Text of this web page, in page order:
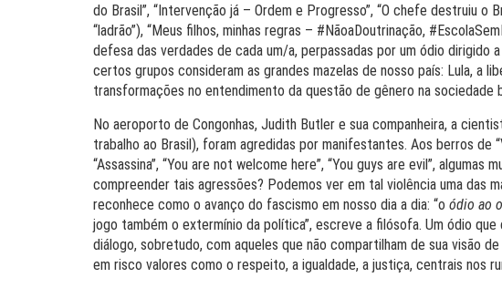
do Brasil”, “Intervenção já – Ordem e Progresso”, “O chefe destruiu o
“ladrão”), “Meus filhos, minhas regras – #NãoaDoutrinação,
defesa das verdades de cada um/a, perpassadas por um ódio dirigido
certos grupos consideram as grandes mazelas de nosso país: Lula, a
transformações no entendimento da questão de gênero na sociedade
No aeroporto de Congonhas, Judith Butler e sua companheira, a
trabalho ao Brasil), foram agredidas por manifestantes. Aos berros de
“Assassina”, “You are not welcome here”, “You guys are evil”,
compreender tais agressões? Podemos ver em tal violência uma das
reconhece como o avanço do fascismo em nosso dia a dia: “o ódio ao
jogo também o extermínio da política”, escreve a filósofa. Um ódio
diálogo, sobretudo, com aqueles que não compartilham de sua visão
em risco valores como o respeito, a igualdade, a justiça, centrais nos